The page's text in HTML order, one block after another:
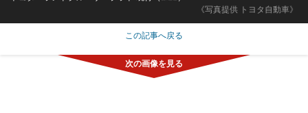
《写真提供 トヨタ自動車》
この記事へ戻る